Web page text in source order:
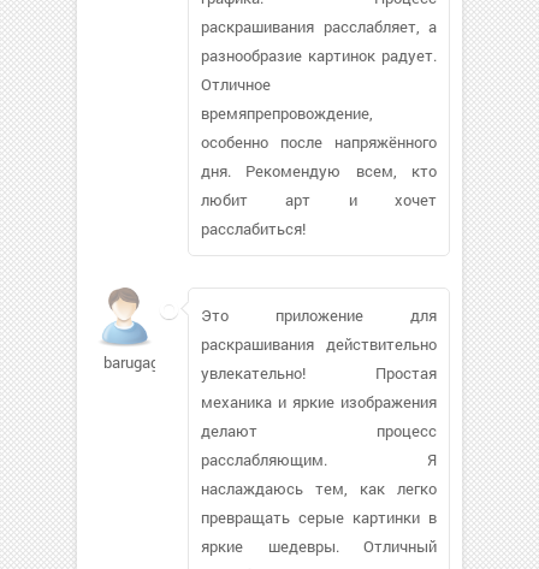
раскрашивания расслабляет, а
разнообразие картинок радует.
Отличное
времяпрепровождение,
особенно после напряжённого
дня. Рекомендую всем, кто
любит арт и хочет
расслабиться!
barugagoda
Это приложение для
раскрашивания действительно
увлекательно! Простая
механика и яркие изображения
делают процесс
расслабляющим. Я
наслаждаюсь тем, как легко
превращать серые картинки в
яркие шедевры. Отличный